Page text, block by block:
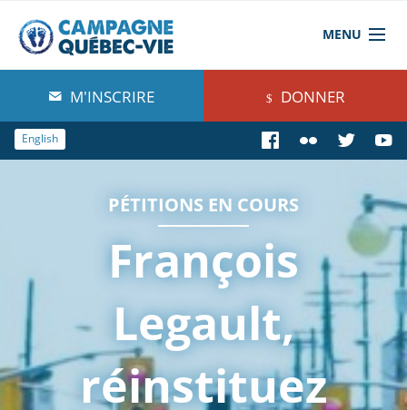
MENU
À propos de nous
Blog
M'INSCRIRE DONNER
English
PÉTITIONS EN COURS
François
Legault,
réinstituez